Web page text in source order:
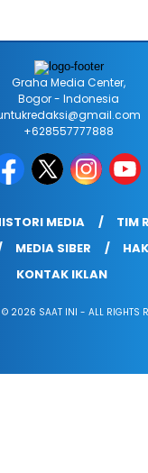
Graha Media Center,
Bogor - Indonesia
+628557777888
MEDIA
TIM
MEDIA SIBER
KONTAK IKLAN
© 2026 SAAT INI - ALL RIGHTS